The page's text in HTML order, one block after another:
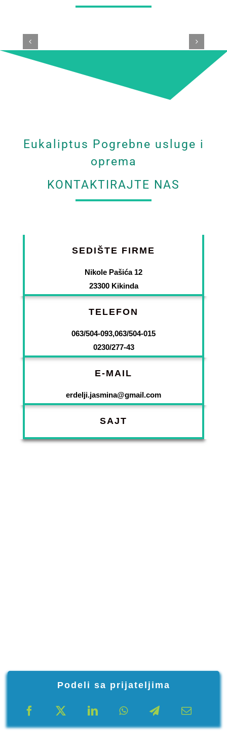
Eukaliptus Pogrebne usluge i
oprema
KONTAKTIRAJTE NAS
SEDIŠTE FIRME
Nikole Pašića 12
23300 Kikinda
TELEFON
063/504-093,063/504-015
0230/277-43
E-MAIL
erdelji.jasmina@gmail.com
SAJT
Podeli sa prijateljima